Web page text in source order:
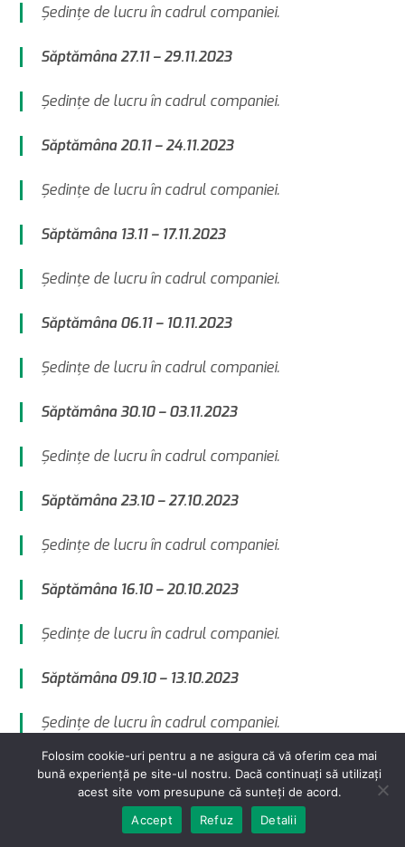
Şedinţe de lucru în cadrul companiei.
Săptămâna 27.11 – 29.11.2023
Şedinţe de lucru în cadrul companiei.
Săptămâna 20.11 – 24.11.2023
Şedinţe de lucru în cadrul companiei.
Săptămâna 13.11 – 17.11.2023
Şedinţe de lucru în cadrul companiei.
Săptămâna 06.11 – 10.11.2023
Şedinţe de lucru în cadrul companiei.
Săptămâna 30.10 – 03.11.2023
Şedinţe de lucru în cadrul companiei.
Săptămâna 23.10 – 27.10.2023
Şedinţe de lucru în cadrul companiei.
Săptămâna 16.10 – 20.10.2023
Şedinţe de lucru în cadrul companiei.
Săptămâna 09.10 – 13.10.2023
Şedinţe de lucru în cadrul companiei.
Săptămâna 02.10 – 06.10.2023
Şedinţe de lucru în cadrul companiei.
Folosim cookie-uri pentru a ne asigura că vă oferim cea mai
bună experiență pe site-ul nostru. Dacă continuați să utilizați
acest site vom presupune că sunteți de acord.
Accept
Refuz Detalii